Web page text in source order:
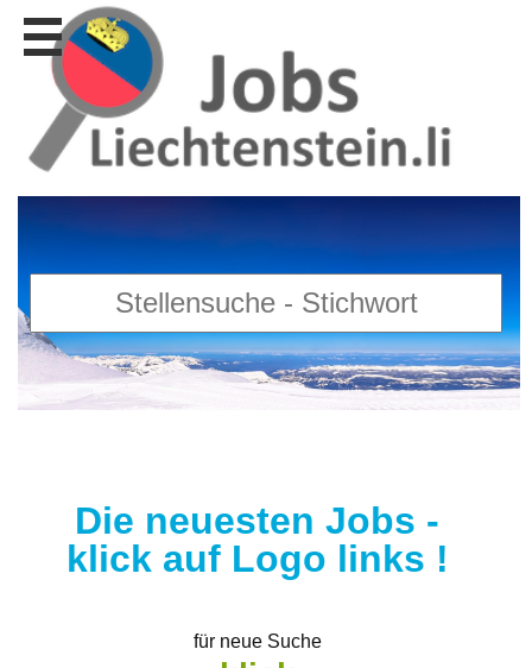
Stellen
finden
Stellen
inserieren
Personalberatungen
WERBUNG
JOB-
App's
Lehrstellen
finden
Die neuesten Jobs -
klick auf Logo links !
für neue Suche